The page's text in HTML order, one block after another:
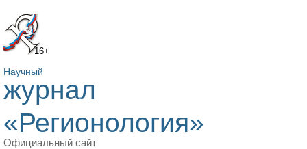
16+
Научный
журнал
«Регионология»
Официальный сайт